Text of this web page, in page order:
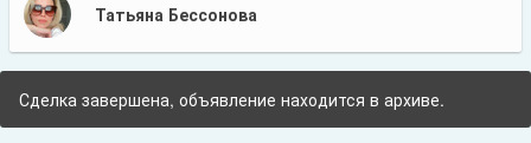
Татьяна Бессонова
Сделка завершена, объявление находится в архиве.